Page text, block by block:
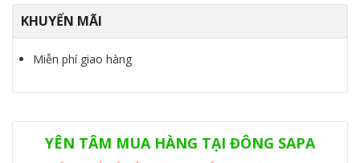
KHUYẾN MÃI
Miễn phí giao hàng
SKU:PPI82560MS Danh mục:Bếp từ,Bếp Từ Bosch
YÊN TÂM MUA HÀNG TẠI ĐÔNG SAPA